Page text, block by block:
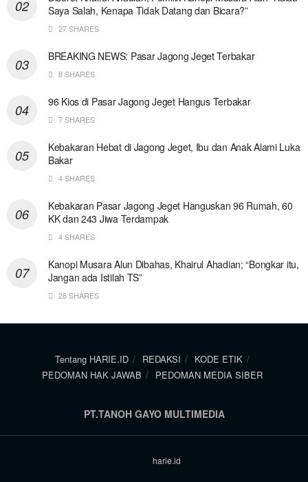
Saya Salah, Kenapa Tidak Datang dan Bicara?”
27 SHARES
BREAKING NEWS: Pasar Jagong Jeget Terbakar
8 SHARES
96 Kios di Pasar Jagong Jeget Hangus Terbakar
7 SHARES
Kebakaran Hebat di Jagong Jeget, Ibu dan Anak Alami Luka
Bakar
4 SHARES
Kebakaran Pasar Jagong Jeget Hanguskan 96 Rumah, 60
KK dan 243 Jiwa Terdampak
4 SHARES
Kanopi Musara Alun Dibahas, Khairul Ahadian; “Bongkar itu,
Jangan ada Istilah TS”
28 SHARES
Tentang HARIE.ID REDAKSI
KODE ETIK
PEDOMAN HAK JAWAB
PEDOMAN MEDIA SIBER
PT.TANOH GAYO MULTIMEDIA
harie.id